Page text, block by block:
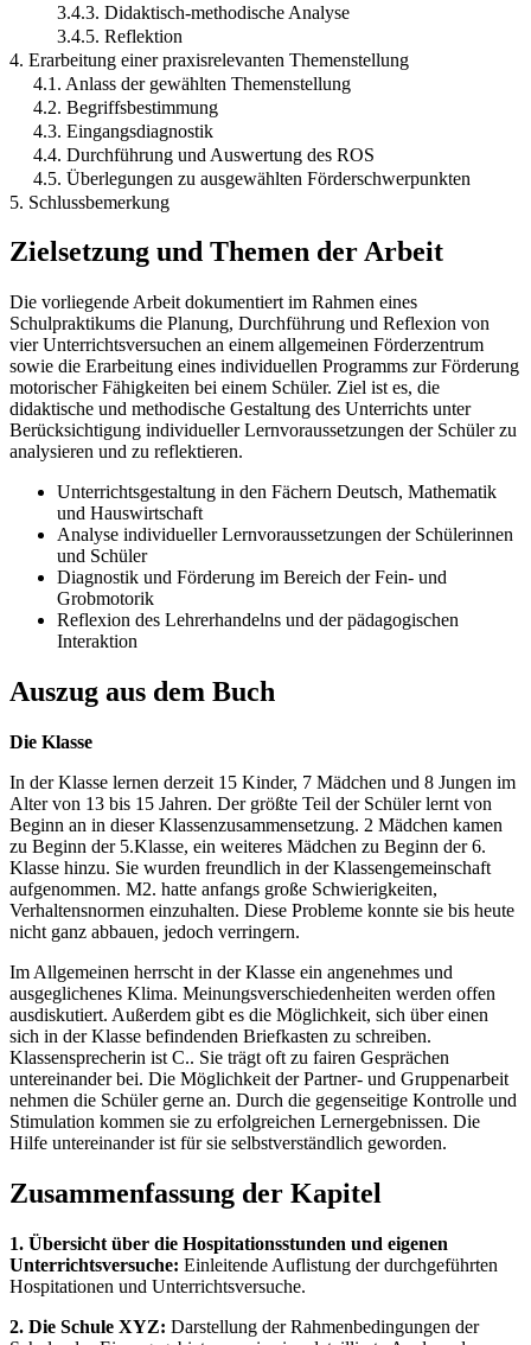
3.4.3. Didaktisch-methodische Analyse
3.4.5. Reflektion
4. Erarbeitung einer praxisrelevanten Themenstellung
4.1. Anlass der gewählten Themenstellung
4.2. Begriffsbestimmung
4.3. Eingangsdiagnostik
4.4. Durchführung und Auswertung des ROS
4.5. Überlegungen zu ausgewählten Förderschwerpunkten
5. Schlussbemerkung
Zielsetzung und Themen der Arbeit
Die vorliegende Arbeit dokumentiert im Rahmen eines
Schulpraktikums die Planung, Durchführung und Reflexion von
vier Unterrichtsversuchen an einem allgemeinen Förderzentrum
sowie die Erarbeitung eines individuellen Programms zur Förderung
motorischer Fähigkeiten bei einem Schüler. Ziel ist es, die
didaktische und methodische Gestaltung des Unterrichts unter
Berücksichtigung individueller Lernvoraussetzungen der Schüler zu
analysieren und zu reflektieren.
Unterrichtsgestaltung in den Fächern Deutsch, Mathematik
und Hauswirtschaft
Analyse individueller Lernvoraussetzungen der Schülerinnen
und Schüler
Diagnostik und Förderung im Bereich der Fein- und
Grobmotorik
Reflexion des Lehrerhandelns und der pädagogischen
Interaktion
Auszug aus dem Buch
Die Klasse
In der Klasse lernen derzeit 15 Kinder, 7 Mädchen und 8 Jungen im
Alter von 13 bis 15 Jahren. Der größte Teil der Schüler lernt von
Beginn an in dieser Klassenzusammensetzung. 2 Mädchen kamen
zu Beginn der 5.Klasse, ein weiteres Mädchen zu Beginn der 6.
Klasse hinzu. Sie wurden freundlich in der Klassengemeinschaft
aufgenommen. M2. hatte anfangs große Schwierigkeiten,
Verhaltensnormen einzuhalten. Diese Probleme konnte sie bis heute
nicht ganz abbauen, jedoch verringern.
Im Allgemeinen herrscht in der Klasse ein angenehmes und
ausgeglichenes Klima. Meinungsverschiedenheiten werden offen
ausdiskutiert. Außerdem gibt es die Möglichkeit, sich über einen
sich in der Klasse befindenden Briefkasten zu schreiben.
Klassensprecherin ist C.. Sie trägt oft zu fairen Gesprächen
untereinander bei. Die Möglichkeit der Partner- und Gruppenarbeit
nehmen die Schüler gerne an. Durch die gegenseitige Kontrolle und
Stimulation kommen sie zu erfolgreichen Lernergebnissen. Die
Hilfe untereinander ist für sie selbstverständlich geworden.
Zusammenfassung der Kapitel
1. Übersicht über die Hospitationsstunden und eigenen
Unterrichtsversuche: Einleitende Auflistung der durchgeführten
Hospitationen und Unterrichtsversuche.
2. Die Schule XYZ: Darstellung der Rahmenbedingungen der